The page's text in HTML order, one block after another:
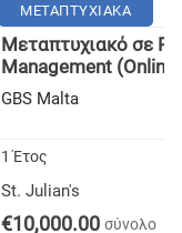
ΜΕΤΑΠΤΥΧΙΑΚΑ
Μεταπτυχιακό σε
Management
GBS Malta
1 Έτος
St. Julian's
€10,000.00 σύνολο